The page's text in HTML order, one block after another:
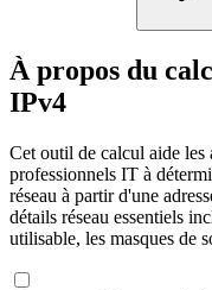
À propos du
IPv4
Cet outil de calcul aide les
professionnels IT à
réseau à partir d'une
détails réseau essentiels
utilisable, les masques de